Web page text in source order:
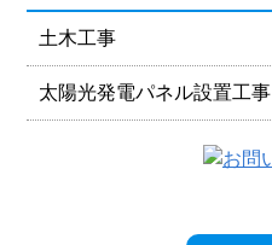
土木工事
太陽光発電パネル設置工事